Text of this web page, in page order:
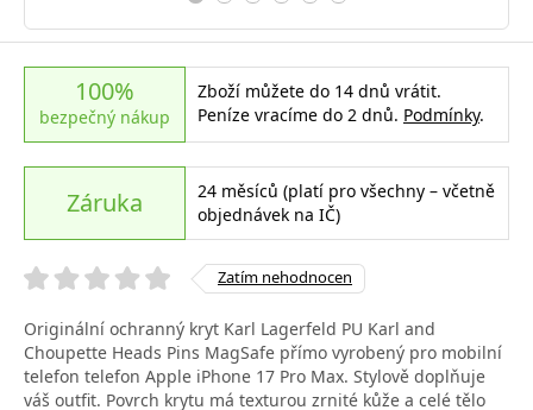
100%
bezpečný nákup
Zboží můžete do 14 dnů vrátit.
Peníze vracíme do 2 dnů. Podmínky.
Záruka
24 měsíců (platí pro všechny – včetně
objednávek na IČ)
Zatím nehodnocen
Originální ochranný kryt Karl Lagerfeld PU Karl and
Choupette Heads Pins MagSafe přímo vyrobený pro mobilní
telefon telefon Apple iPhone 17 Pro Max. Stylově doplňuje
váš outfit. Povrch krytu má texturou zrnité kůže a celé tělo